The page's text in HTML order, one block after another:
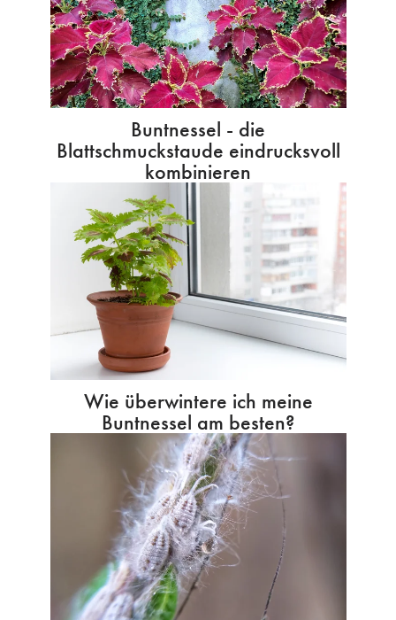
Buntnessel - die
Blattschmuckstaude eindrucksvoll
kombinieren
Wie überwintere ich meine
Buntnessel am besten?